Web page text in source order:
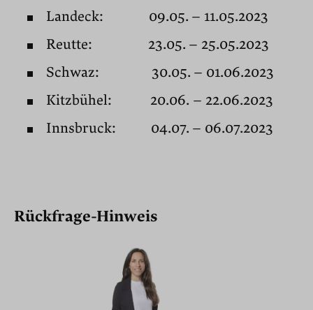
Landeck: 09.05. – 11.05.2023
Reutte: 23.05. – 25.05.2023
Schwaz: 30.05. – 01.06.2023
Kitzbühel: 20.06. – 22.06.2023
Innsbruck: 04.07. – 06.07.2023
Rückfrage-Hinweis